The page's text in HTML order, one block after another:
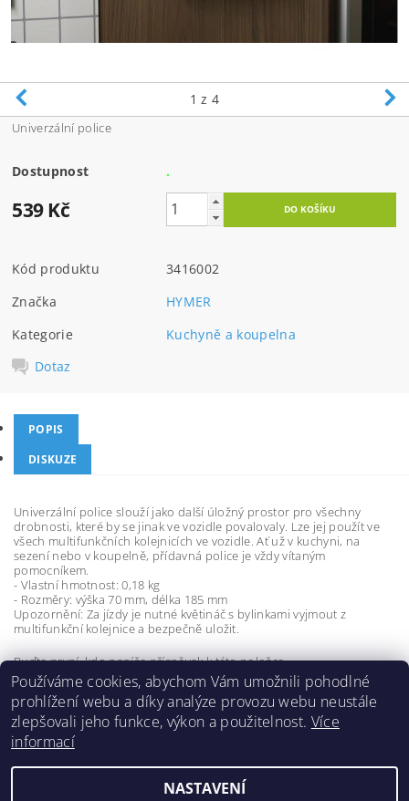
1 z 4
Univerzální police
Dostupnost .
539 Kč
Kód produktu
3416002
Značka
HYMER
Kategorie
Kuchyně a koupelna
Dotaz
POPIS
DISKUZE
Univerzální police slouží jako další úložný prostor pro všechny
drobnosti, které by se jinak ve vozidle povalovaly. Lze jej použít ve
všech multifunkčních kolejnicích ve vozidle. Ať už v kuchyni, na
sezení nebo v koupelně, přídavná police je vždy vítaným
pomocníkem.
- Vlastní hmotnost: 0,18 kg
- Rozměry: výška 70 mm, délka 185 mm
Upozornění: Za jízdy je nutné květináč s bylinkami vyjmout z
multifunkční kolejnice a bezpečně uložit.
Buďte první, kdo napíše příspěvek k této položce.
Přidat komentář
Používáme cookies, abychom Vám umožnili pohodlné
prohlížení webu a díky analýze provozu webu neustále
zlepšovali jeho funkce, výkon a použitelnost. Více
informací
NASTAVENÍ